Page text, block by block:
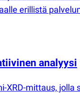
erillistä
analyysi
XRD-mittaus,